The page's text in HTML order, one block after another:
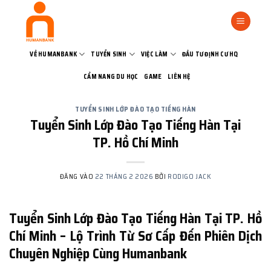
VỀ HUMANBANK TUYỂN SINH VIỆC LÀM ĐẦU TƯ ĐỊNH CƯ HQ
CẨM NANG DU HỌC GAME LIÊN HỆ
TUYỂN SINH LỚP ĐÀO TẠO TIẾNG HÀN
Tuyển Sinh Lớp Đào Tạo Tiếng Hàn Tại
TP. Hồ Chí Minh
ĐĂNG VÀO 22 THÁNG 2 2026 BỞI RODIGO JACK
Tuyển Sinh Lớp Đào Tạo Tiếng Hàn Tại TP. Hồ
Chí Minh – Lộ Trình Từ Sơ Cấp Đến Phiên Dịch
Chuyên Nghiệp Cùng Humanbank